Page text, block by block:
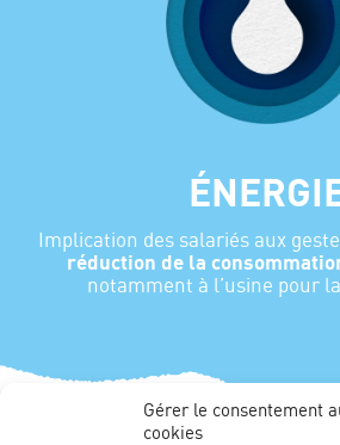
Gérer le consentement
cookies
Implication des salariés aux
réduction de la
notamment à l’usine pour